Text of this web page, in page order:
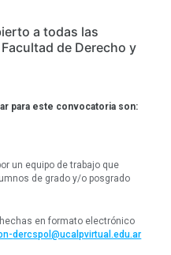
a todas las
de Derecho y
para este convocatoria son:
un equipo de trabajo que
de grado y/o posgrado
en formato electrónico
dercspol@ucalpvirtual.edu.ar